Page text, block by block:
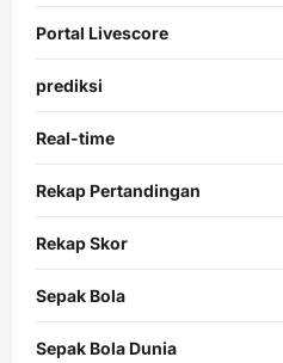
Portal Livescore
prediksi
Real-time
Rekap Pertandingan
Rekap Skor
Sepak Bola
Sepak Bola Dunia